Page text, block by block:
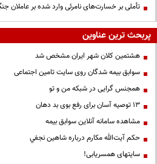
تأملی بر خسارت‌های نامرئی وارد شده بر عاملان
پربحث ترین عناوین
هشتمین کلان شهر ایران مشخص شد
سوابق بیمه شدگان روی سایت تامین اجتماعی
همجنس گرایی در شبکه من و تو
13 توصیه آسان برای رفع بوی بد دهان
مشاهده سامانه آنلاين سوابق بیمه
حكم آيت‌الله مكارم درباره شاهين نجفي
سایتهای همسریابی!